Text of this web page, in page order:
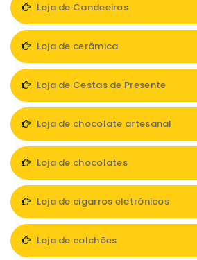
Loja de Candeeiros
Loja de cerâmica
Loja de Cestas de Presente
Loja de chocolate artesanal
Loja de chocolates
Loja de cigarros eletrónicos
Loja de colchões